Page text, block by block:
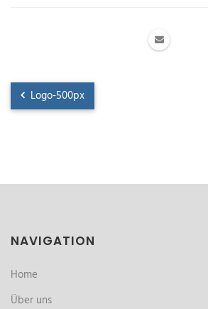
Logo-500px
NAVIGATION
Home
Über uns